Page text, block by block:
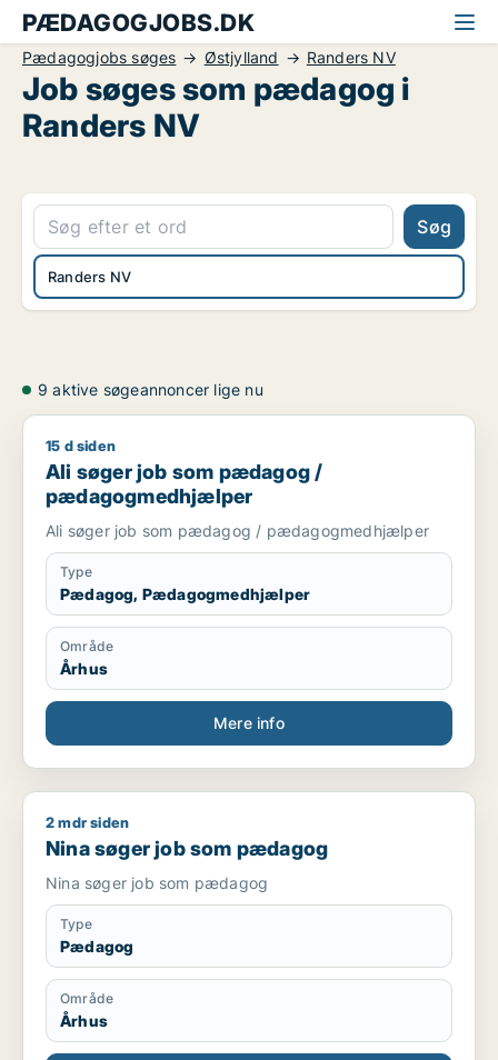
PÆDAGOGJOBS.DK
Pædagogjobs søges Østjylland Randers NV
Job søges som pædagog i
Randers NV
Søg
Randers NV
9 aktive søgeannoncer lige nu
Ali søger job som pædagog / pædagogmedhjælper
15 d siden
Ali søger job som pædagog /
pædagogmedhjælper
Ali søger job som pædagog / pædagogmedhjælper
Type
Pædagog, Pædagogmedhjælper
Område
Århus
Mere info
Nina søger job som pædagog
2 mdr siden
Nina søger job som pædagog
Nina søger job som pædagog
Type
Pædagog
Område
Århus